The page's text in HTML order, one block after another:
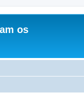
os